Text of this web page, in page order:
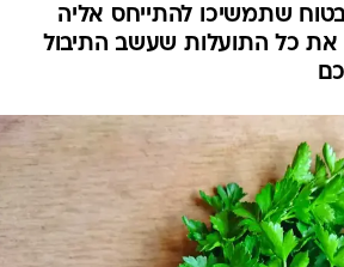
שתמשיכו להתייחס אליה
את כל התועלות שעשב התיבול